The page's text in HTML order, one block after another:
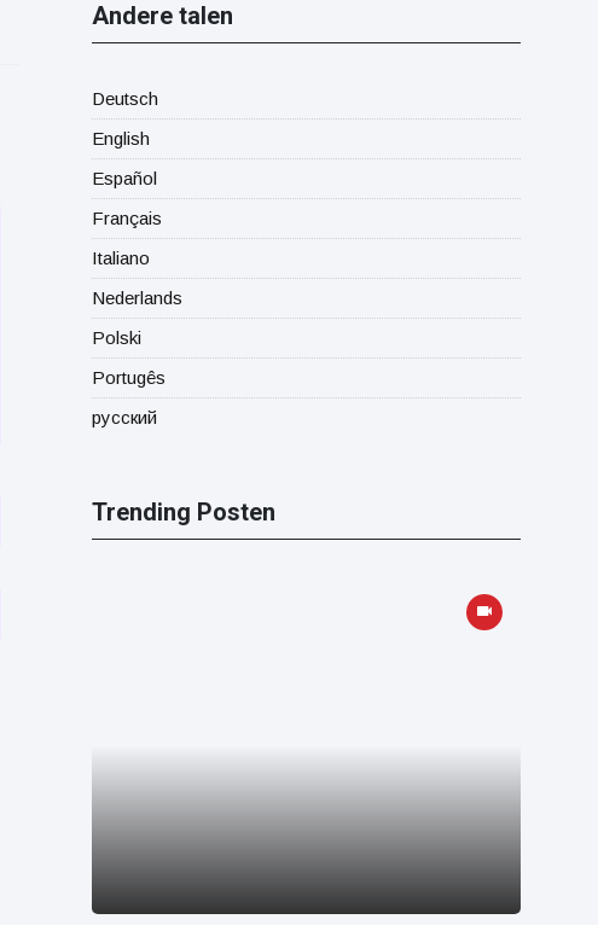
Andere talen
Deutsch
English
Español
Français
Italiano
Nederlands
Polski
Portugês
русский
Trending Posten